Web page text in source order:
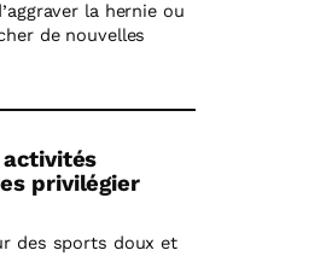
la hernie ou
de nouvelles
activités
privilégier
des sports doux et